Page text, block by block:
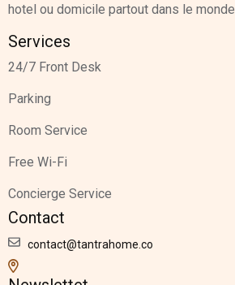
hotel ou domicile partout dans le monde
Services
24/7 Front Desk
Parking
Room Service
Free Wi-Fi
Concierge Service
Contact
contact@tantrahome.co